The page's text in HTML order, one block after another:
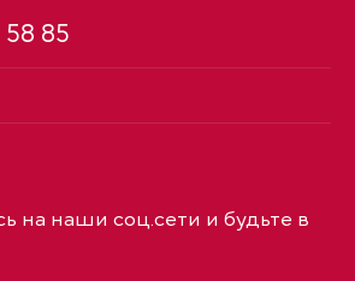
85
на наши соц.сети и будьте в